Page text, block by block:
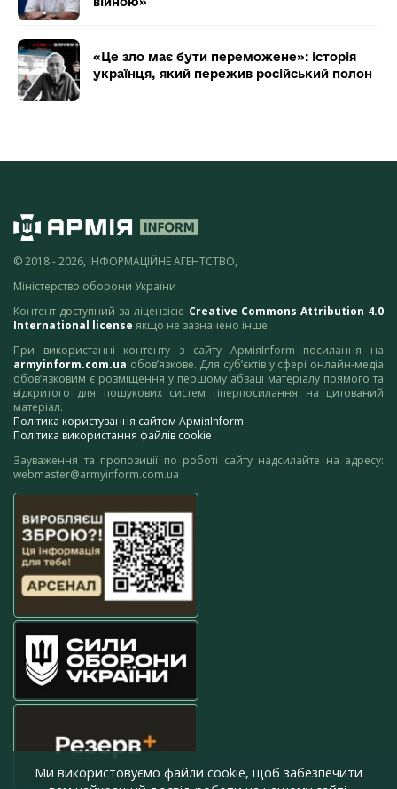
«Це зло має бути переможене»: історія
українця, який пережив російський полон
© 2018 - 2026, ІНФОРМАЦІЙНЕ АГЕНТСТВО,
Міністерство оборони України
Контент доступний за ліцензією Creative Commons Attribution 4.0
International license якщо не зазначено інше.
При використанні контенту з сайту АрміяInform посилання на
armyinform.com.ua обов’язкове. Для суб’єктів у сфері онлайн-медіа
обов’язковим є розміщення у першому абзаці матеріалу прямого та
відкритого для пошукових систем гіперпосилання на цитований
матеріал.
Політика користування сайтом АрміяInform
Політика використання файлів cookie
Зауваження та пропозиції по роботі сайту надсилайте на адресу:
webmaster@armyinform.com.ua
Ми використовуємо файли cookie, щоб забезпечити